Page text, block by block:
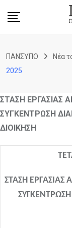
ΠΑΝΣΥΠΟ Νέα
2025
ΣΤΑΣΗ ΕΡΓΑΣΙΑΣ
ΣΥΓΚΕΝΤΡΩΣΗ
ΔΙΟΙΚΗΣΗ
ΣΤΑΣΗ ΕΡΓΑΣΙΑΣ